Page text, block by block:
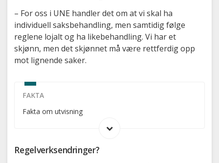
– For oss i UNE handler det om at vi skal ha
individuell saksbehandling, men samtidig følge
reglene lojalt og ha likebehandling. Vi har et
skjønn, men det skjønnet må være rettferdig opp
mot lignende saker.
FAKTA
Fakta om utvisning
Regelverksendringer?